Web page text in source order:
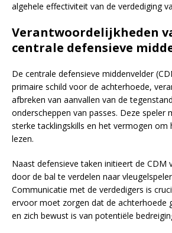
algehele effectiviteit van de verdediging
Verantwoordelijkheden
centrale defensieve
De centrale defensieve middenvelder
primaire schild voor de achterhoede,
afbreken van aanvallen van de
onderscheppen van passes. Deze speler
sterke tacklingskills en het vermogen om
lezen.
Naast defensieve taken initieert de CDM
door de bal te verdelen naar
Communicatie met de verdedigers is
ervoor moet zorgen dat de achterhoede
en zich bewust is van potentiële